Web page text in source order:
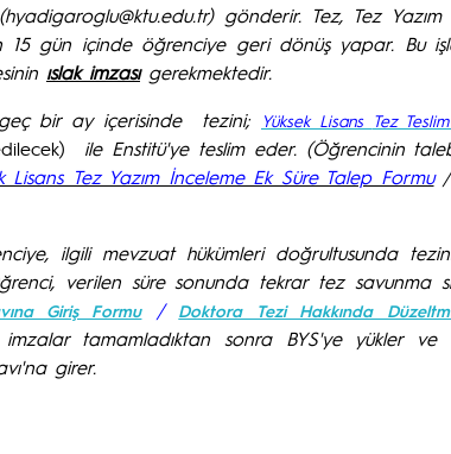
gönderir. Tez, Tez
gün içinde öğrenciye geri dönüş yapar. Bu
ıslak imzasıgerekmektedir.
geç bir ay içerisinde tezini;
Yüksek Lisans Tez
ile Enstitü'ye teslim eder. (Öğrencinin
Lisans Tez Yazım İnceleme Ek Süre Talep Formu
ilgili mevzuat hükümleri doğrultusunda
verilen süre sonunda tekrar tez savunma
Giriş Formu/ Doktora Tezi Hakkında
tamamladıktan sonra BYS'ye yükler ve
girer.